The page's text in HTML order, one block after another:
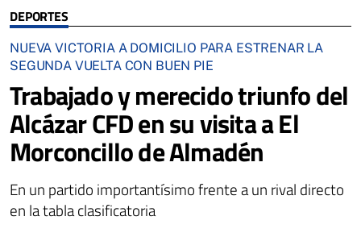
DEPORTES
NUEVA VICTORIA A DOMICILIO PARA ESTRENAR LA
SEGUNDA VUELTA CON BUEN PIE
Trabajado y merecido triunfo del
Alcázar CFD en su visita a El
Morconcillo de Almadén
En un partido importantísimo frente a un rival directo
en la tabla clasificatoria